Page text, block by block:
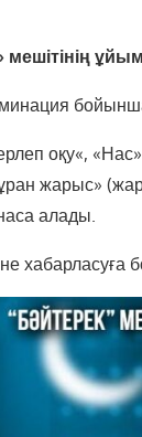
мешітінің ұйы
минация бойынш
рлеп оқу«, «Нас
ран жарыс» (жа
аса алады
не хабарласуға б